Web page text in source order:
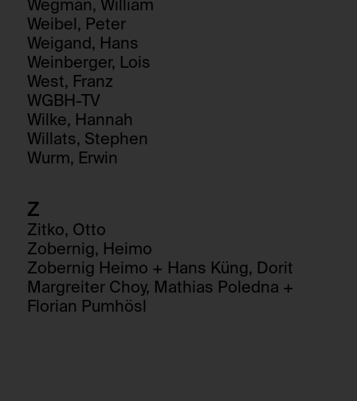
Wegman, William
Weibel, Peter
Weigand, Hans
Weinberger, Lois
West, Franz
WGBH-TV
Wilke, Hannah
Willats, Stephen
Wurm, Erwin
Z
Zitko, Otto
Zobernig, Heimo
Zobernig Heimo + Hans Küng, Dorit
Margreiter Choy, Mathias Poledna +
Florian Pumhösl